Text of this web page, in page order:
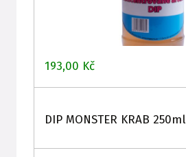
193,00 Kč
DIP MONSTER KRAB 250ml